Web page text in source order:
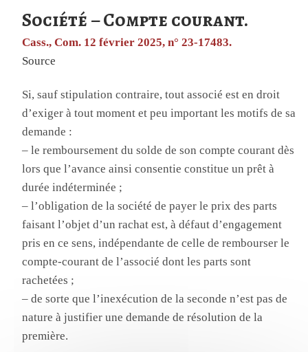
Société – Compte courant.
Cass., Com. 12 février 2025, n° 23-17483.
Source
Si, sauf stipulation contraire, tout associé est en droit
d’exiger à tout moment et peu important les motifs de sa
demande :
– le remboursement du solde de son compte courant dès
lors que l’avance ainsi consentie constitue un prêt à
durée indéterminée ;
– l’obligation de la société de payer le prix des parts
faisant l’objet d’un rachat est, à défaut d’engagement
pris en ce sens, indépendante de celle de rembourser le
compte-courant de l’associé dont les parts sont
rachetées ;
– de sorte que l’inexécution de la seconde n’est pas de
nature à justifier une demande de résolution de la
première.